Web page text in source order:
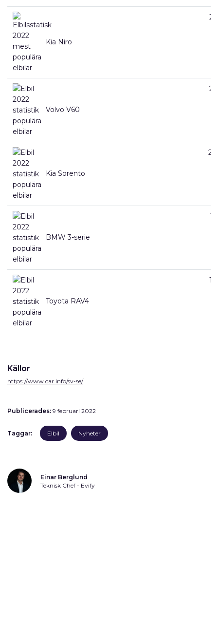
Kia Niro
Volvo V60
Kia Sorento
BMW 3-serie
Toyota RAV4
Källor
https://www.car.info/sv-se/
Publicerades: 9 februari 2022
Taggar: Elbil Nyheter
Einar Berglund
Teknisk Chef - Evify